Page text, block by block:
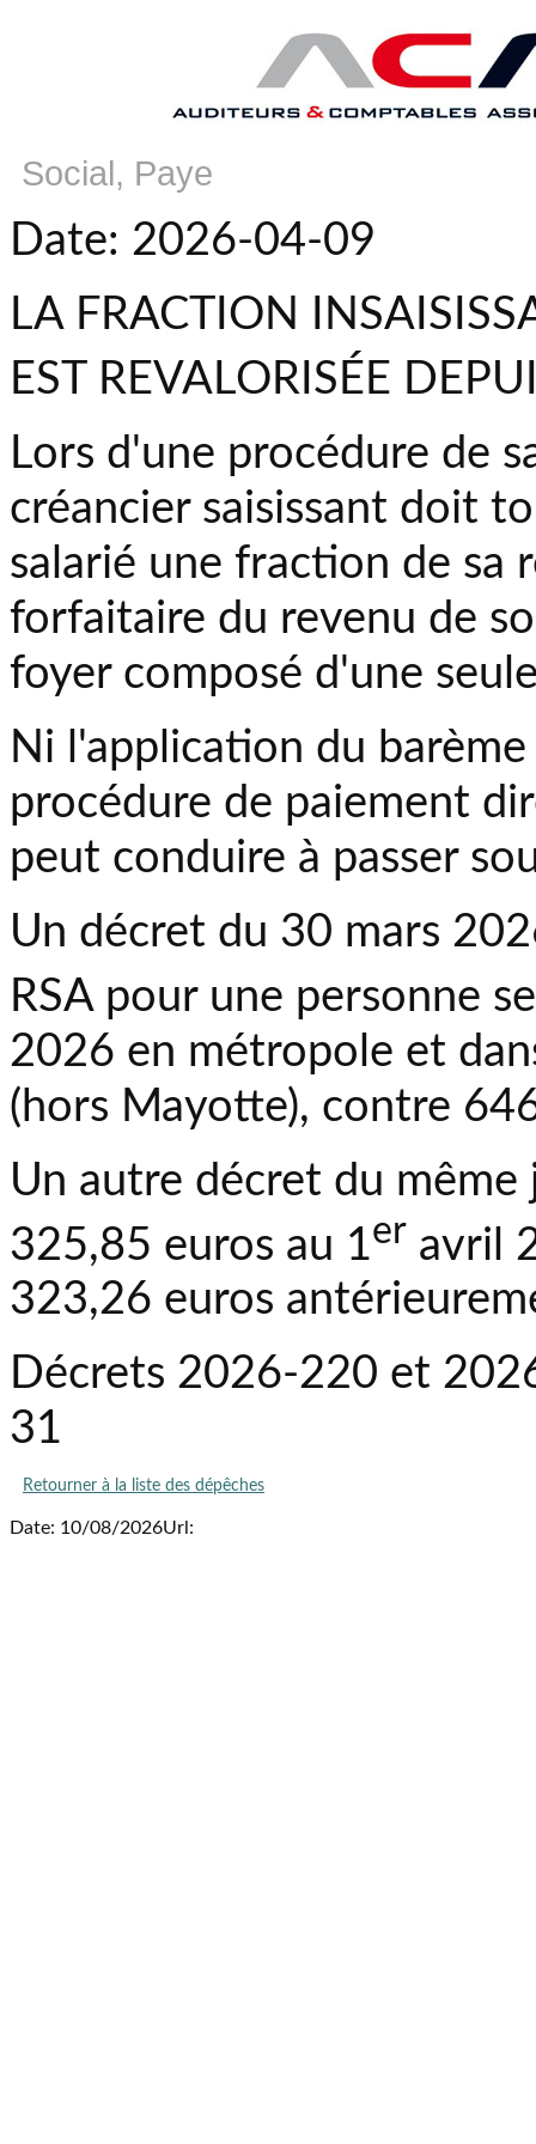
Social, Paye
Date: 2026-04-09
LA FRACTION
EST REVALORISÉE
Lors d'une procédure de
créancier saisissant doit
salarié une fraction de sa
forfaitaire du revenu de
foyer composé d'une
Ni l'application du
procédure de paiement
peut conduire à passer
Un décret du 30 mars
RSA pour une personne
2026 en métropole et
(hors Mayotte), contre
Un autre décret du
325,85 euros au 1er avril
323,26 euros
Décrets 2026-220 et
31
Retourner à la liste des dépêches
Date: 10/08/2026Url: